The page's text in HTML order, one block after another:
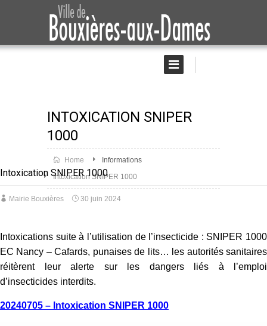
INTOXICATION SNIPER
1000
Home
Informations
Intoxication SNIPER 1000
Intoxication SNIPER 1000
Mairie Bouxières 30 juin 2024
Intoxications suite à l’utilisation de l’insecticide : SNIPER 1000
EC Nancy – Cafards, punaises de lits… les autorités sanitaires
réitèrent leur alerte sur les dangers liés à l’emploi
d’insecticides interdits.
20240705 – Intoxication SNIPER 1000